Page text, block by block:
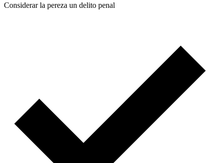
Considerar la pereza un delito penal